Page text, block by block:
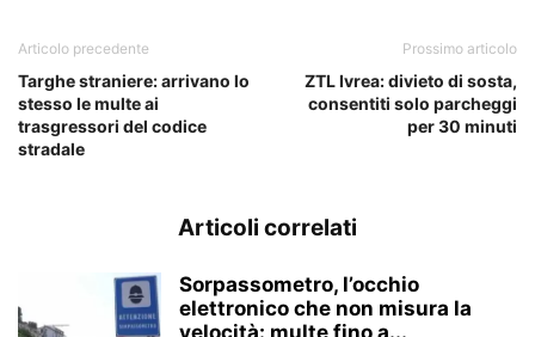
Articolo precedente
Targhe straniere: arrivano lo
stesso le multe ai
trasgressori del codice
stradale
Prossimo articolo
ZTL Ivrea: divieto di sosta,
consentiti solo parcheggi
per 30 minuti
Articoli correlati
Sorpassometro, l’occhio
elettronico che non misura la
velocità: multe fino a...